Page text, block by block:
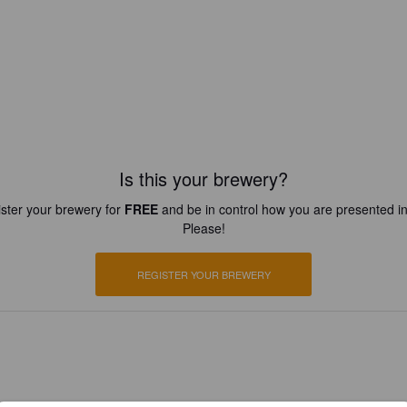
Is this your brewery?
your brewery for FREEand be in control how you are presented
Please!
REGISTER YOUR BREWERY